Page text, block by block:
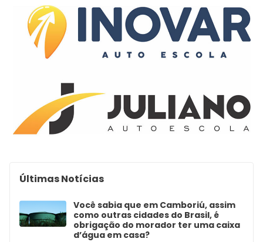
Últimas Notícias
Você sabia que em Camboriú, assim
como outras cidades do Brasil, é
obrigação do morador ter uma caixa
d’água em casa?